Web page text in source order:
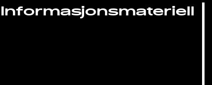
Informasjonsmateriell